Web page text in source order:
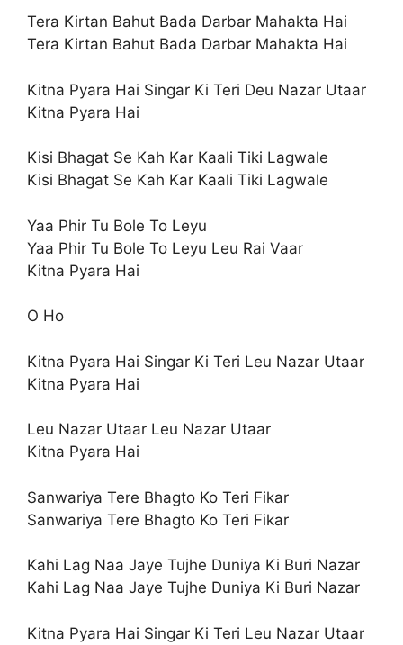
Tera Kirtan Bahut Bada Darbar Mahakta Hai
Tera Kirtan Bahut Bada Darbar Mahakta Hai
Kitna Pyara Hai Singar Ki Teri Deu Nazar Utaar
Kitna Pyara Hai
Kisi Bhagat Se Kah Kar Kaali Tiki Lagwale
Kisi Bhagat Se Kah Kar Kaali Tiki Lagwale
Yaa Phir Tu Bole To Leyu
Yaa Phir Tu Bole To Leyu Leu Rai Vaar
Kitna Pyara Hai
O Ho
Kitna Pyara Hai Singar Ki Teri Leu Nazar Utaar
Kitna Pyara Hai
Leu Nazar Utaar Leu Nazar Utaar
Kitna Pyara Hai
Sanwariya Tere Bhagto Ko Teri Fikar
Sanwariya Tere Bhagto Ko Teri Fikar
Kahi Lag Naa Jaye Tujhe Duniya Ki Buri Nazar
Kahi Lag Naa Jaye Tujhe Duniya Ki Buri Nazar
Kitna Pyara Hai Singar Ki Teri Leu Nazar Utaar